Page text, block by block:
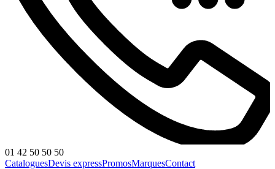
01 42 50 50 50
CataloguesDevis expressPromosMarquesContact